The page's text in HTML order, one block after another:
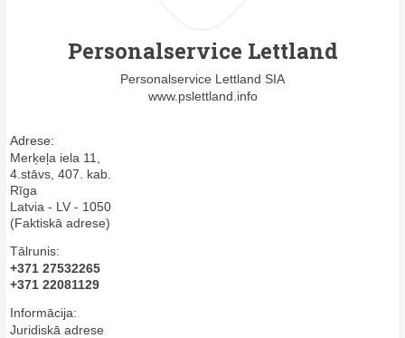
Personalservice Lettland
Personalservice Lettland SIA
www.pslettland.info
Adrese:
Merķeļa iela 11,
4.stāvs, 407. kab.
Rīga
Latvia - LV - 1050
(Faktiskā adrese)
Tālrunis:
+371 27532265
+371 22081129
Informācija:
Juridiskā adrese